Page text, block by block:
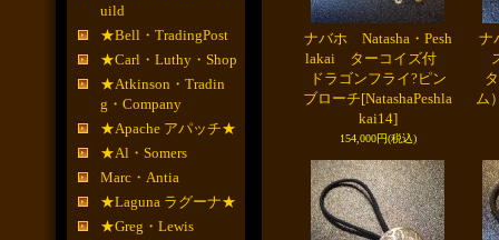
uild
★Bell・TradingPost
★Carl・Luthy・Shop
★Atkinson・Tradin
g・Company
★Apache アパッチ★
★Al・Somers
Marc・Antia
★Laguna ラグーナ★
★Greg・Lewis
ナバホ Natasha・Pesh
lakai ターコイズ付
ドラゴンフライ?ピン
ブローチ[NatashaPeshla
kai14]
154,000円(税込)
ナ
ム